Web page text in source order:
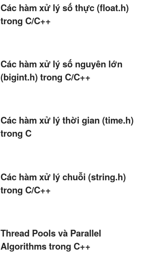
Các hàm xử lý số thực (float.h)
trong C/C++
Các hàm xử lý số nguyên lớn
(bigint.h) trong C/C++
Các hàm xử lý thời gian (time.h)
trong C
Các hàm xử lý chuỗi (string.h)
trong C/C++
Thread Pools và Parallel
Algorithms trong C++